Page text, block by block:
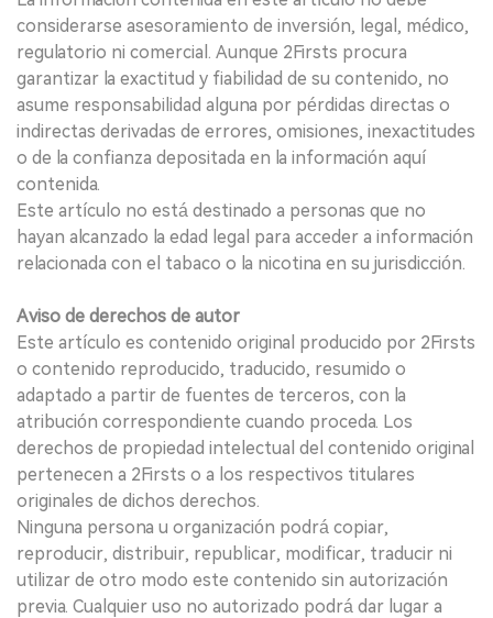
considerarse asesoramiento de inversión, legal, médico,
regulatorio ni comercial. Aunque 2Firsts procura
garantizar la exactitud y fiabilidad de su contenido, no
asume responsabilidad alguna por pérdidas directas o
indirectas derivadas de errores, omisiones, inexactitudes
o de la confianza depositada en la información aquí
contenida.
Este artículo no está destinado a personas que no
hayan alcanzado la edad legal para acceder a información
relacionada con el tabaco o la nicotina en su jurisdicción.
Aviso de derechos de autor
Este artículo es contenido original producido por 2Firsts
o contenido reproducido, traducido, resumido o
adaptado a partir de fuentes de terceros, con la
atribución correspondiente cuando proceda. Los
derechos de propiedad intelectual del contenido original
pertenecen a 2Firsts o a los respectivos titulares
originales de dichos derechos.
Ninguna persona u organización podrá copiar,
reproducir, distribuir, republicar, modificar, traducir ni
utilizar de otro modo este contenido sin autorización
previa. Cualquier uso no autorizado podrá dar lugar a